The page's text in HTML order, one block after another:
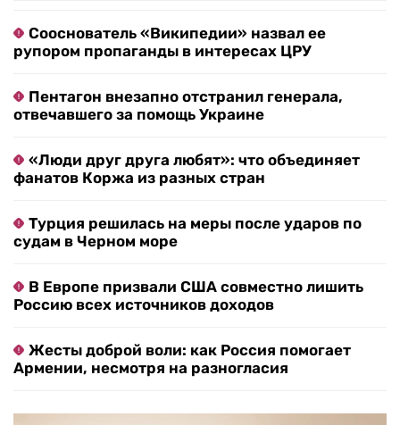
Сооснователь «Википедии» назвал ее
рупором пропаганды в интересах ЦРУ
Пентагон внезапно отстранил генерала,
отвечавшего за помощь Украине
«Люди друг друга любят»: что объединяет
фанатов Коржа из разных стран
Турция решилась на меры после ударов по
судам в Черном море
В Европе призвали США совместно лишить
Россию всех источников доходов
Жесты доброй воли: как Россия помогает
Армении, несмотря на разногласия